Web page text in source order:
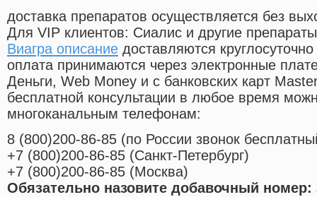
доставка препаратов осуществляется без
Для VIP клиентов: Сиалис и другие
Виагра описание доставляются круглосуточно
оплата принимаются через электронные
Деньги, Web Money и с банковских карт
бесплатной консультации в любое время
многоканальным телефонам:
8 (800)200-86-85 (по России звонок
+7 (800)200-86-85 (Санкт-Петербург)
+7 (800)200-86-85 (Москва)
Обязательно назовите добавочный номер: